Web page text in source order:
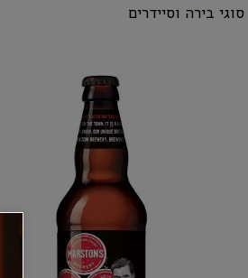
סוגי בירה וסיידרים